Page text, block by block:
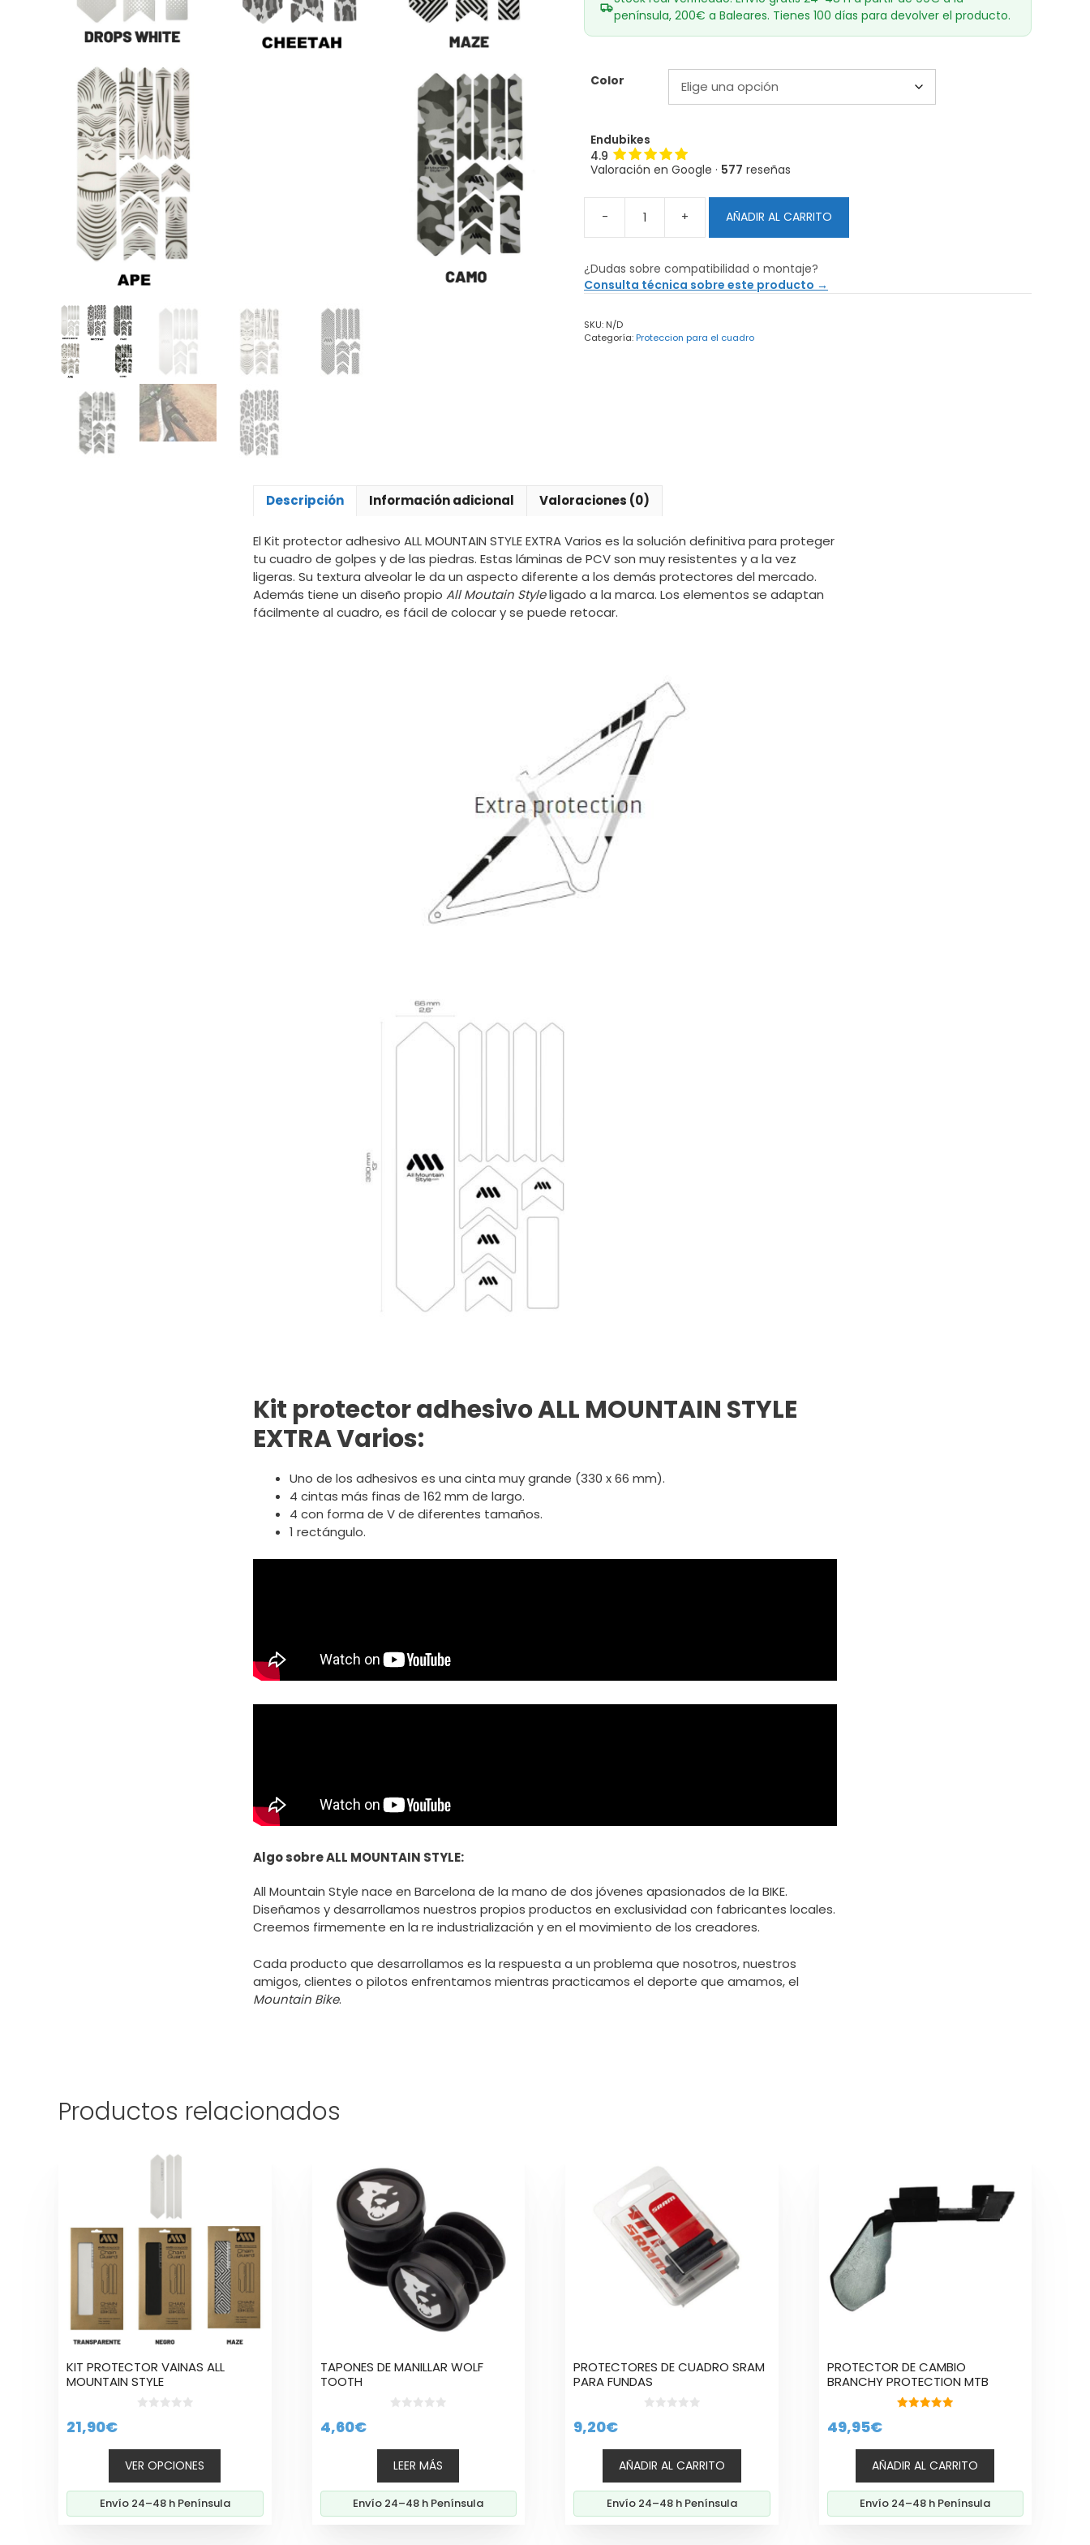
península, 200€ a Baleares. Tienes 100 días para devolver el producto.
Color
Endubikes
4.9
Valoración en Google · 577 reseñas
-
protector
All
Mountain
Extra
Varios
+ AÑADIR AL CARRITO
¿Dudas sobre compatibilidad o montaje?
Consulta técnica sobre este producto →
SKU: N/D
Categoría:Proteccion para el cuadro
Descripción Información adicional Valoraciones (0)
El Kit protector adhesivo ALL MOUNTAIN STYLE EXTRA Varios es la solución definitiva para proteger
tu cuadro de golpes y de las piedras. Estas láminas de PCV son muy resistentes y a la vez
ligeras. Su textura alveolar le da un aspecto diferente a los demás protectores del mercado.
Además tiene un diseño propio All Moutain Styleligado a la marca. Los elementos se adaptan
fácilmente al cuadro, es fácil de colocar y se puede retocar.
Kit protector adhesivo ALL MOUNTAIN STYLE
EXTRA Varios:
Uno de los adhesivos es una cinta muy grande (330 x 66 mm).
4 cintas más finas de 162 mm de largo.
4 con forma de V de diferentes tamaños.
1 rectángulo.
Algo sobre ALL MOUNTAIN STYLE:
All Mountain Style nace en Barcelona de la mano de dos jóvenes apasionados de la BIKE.
Diseñamos y desarrollamos nuestros propios productos en exclusividad con fabricantes locales.
Creemos firmemente en la re industrialización y en el movimiento de los creadores.
Cada producto que desarrollamos es la respuesta a un problema que nosotros, nuestros
amigos, clientes o pilotos enfrentamos mientras practicamos el deporte que amamos, el
Mountain Bike.
Productos relacionados
KIT PROTECTOR VAINAS ALL
MOUNTAIN STYLE
5
21,90€
VER OPCIONES
variantes.
Las
opciones
pueden
elegir
en
página
de
Envío 24–48 h Península
TAPONES DE MANILLAR WOLF
TOOTH
5
4,60€
LEER MÁS
Envío 24–48 h Península
PROTECTORES DE CUADRO SRAM
PARA FUNDAS
5
9,20€
AÑADIR AL CARRITO
Envío 24–48 h Península
PROTECTOR DE CAMBIO
BRANCHY PROTECTION MTB
49,95€
AÑADIR AL CARRITO
Envío 24–48 h Península